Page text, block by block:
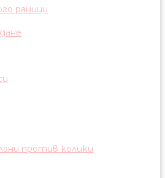
раници
против колики